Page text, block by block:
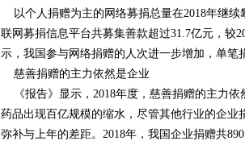
以个人捐赠为主的网络募捐总量在2018年继续
联网募捐信息平台共募集善款超过31.7亿元，较
示，我国参与网络捐赠的人次进一步增加，单笔
慈善捐赠的主力依然是企业
《报告》显示，2018年度，慈善捐赠的主力依
药品出现百亿规模的缩水，尽管其他行业的企业
弥补与上年的差距。2018年，我国企业捐赠共